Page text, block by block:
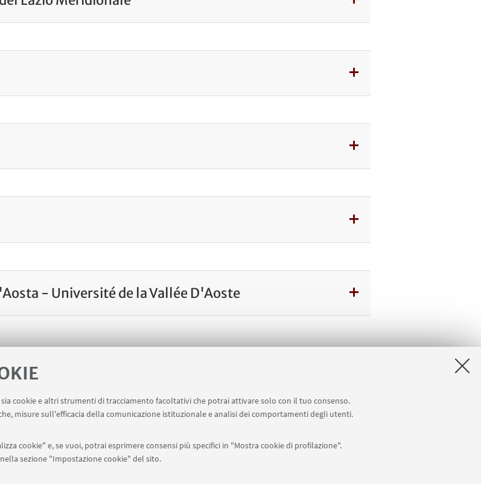
cookie e altri strumenti di tracciamento facoltativi che potrai attivare solo con il tuo consenso.
misure sull'efficacia della comunicazione istituzionale e analisi dei comportamenti degli utenti.
cookie" e, se vuoi, potrai esprimere consensi più specifici in "Mostra cookie di profilazione".
sezione "Impostazione cookie" del sito.
- Université de la Vallée D'Aoste